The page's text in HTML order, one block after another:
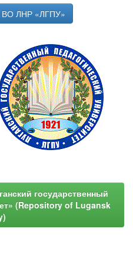
ЛНР «ЛГПУ»
государственный
(Repository of Lugansk